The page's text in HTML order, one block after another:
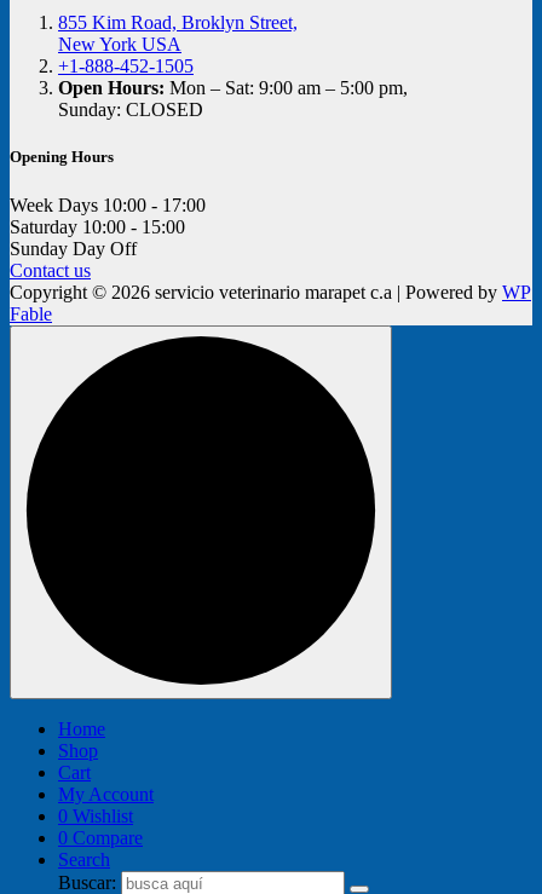
855 Kim Road, Broklyn Street,
New York USA
+1-888-452-1505
Open Hours: Mon – Sat: 9:00 am – 5:00 pm,
Sunday: CLOSED
Opening Hours
Week Days 10:00 - 17:00
Saturday 10:00 - 15:00
Sunday Day Off
Contact us
Copyright © 2026 servicio veterinario marapet c.a | Powered by WP
Fable
Home
Shop
Cart
My Account
0 Wishlist
0 Compare
Search
Buscar: